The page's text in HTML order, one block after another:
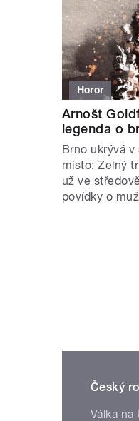
Horor
Arnošt
legenda o
Brno ukrývá
místo: Zelný
už ve
povídky o
Český
Válka na